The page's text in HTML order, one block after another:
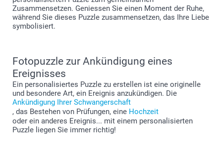
Zusammensetzen. Geniessen Sie einen Moment der Ruhe,
während Sie dieses Puzzle zusammensetzen, das Ihre Liebe
symbolisiert.
Fotopuzzle zur Ankündigung eines
Ereignisses
Ein personalisiertes Puzzle zu erstellen ist eine originelle
und besondere Art, ein Ereignis anzukündigen. Die
Ankündigung Ihrer Schwangerschaft
, das Bestehen von Prüfungen, eine Hochzeit
oder ein anderes Ereignis... mit einem personalisierten
Puzzle liegen Sie immer richtig!